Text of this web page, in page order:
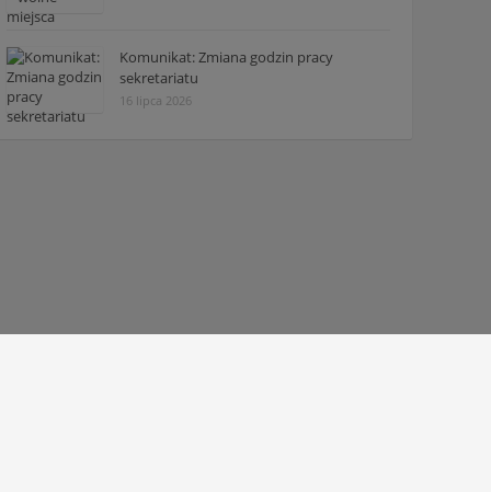
Komunikat: Zmiana godzin pracy
sekretariatu
16 lipca 2026